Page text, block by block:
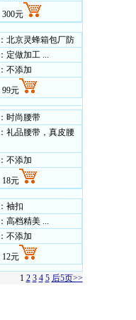
元
北京灵蜂箱包厂防
定做加工 ...
不添加
元
时尚腰带
礼品腰带，真皮腰
不添加
元
袖扣
高档精美 ...
不添加
元
1 2 3 4 5 后5页>>